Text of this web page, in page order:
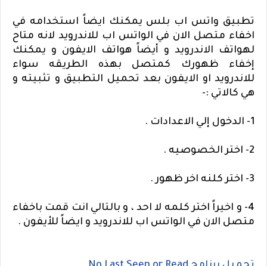
تطبيق واتس اب بلس يمكنك ايضاً استخدامه في
اخفاء متصل الان في الواتس اب للاندرويد لانه متاح
لهواتف الاندرويد و أيضاً هواتف الايفون و يمكنك
إخفاء ظهورك كمتصل بهذه الطريقه سواء
للاندرويد او الايفون بعد تحميل التطبيق و تثبيته و
هي كالاتي :-
1- الدخول إلي الاعدادات .
2- اختر الخصوصيه .
3- اختر كلنه اخر ظهور .
4- و اخيراً اختر كلمه لا احد ، و بالتالي انت قمت باخفاء
متصل الان في الواتس اب للاندرويد و ايضاً للأيفون .